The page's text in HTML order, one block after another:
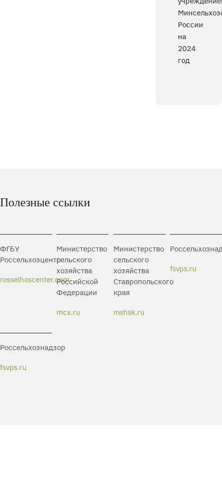
России
на
2024
год
Полезные ссылки
ФГБУ
Россельхозцентр
rosselhoscenter.com
Министерство
сельского
хозяйства
Российской
Федерации
mcx.ru
Министерство
сельского
хозяйства
Ставропольского
края
mshsk.ru
fsvps.ru
Россельхознадзор
fsvps.ru